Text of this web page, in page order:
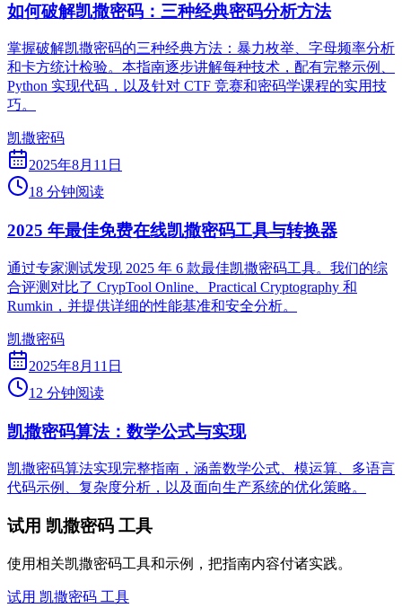
如何破解凯撒密码：三种经典密码分析方法
掌握破解凯撒密码的三种经典方法：暴力枚举、字母频率分析
和卡方统计检验。本指南逐步讲解每种技术，配有完整示例、
Python 实现代码，以及针对 CTF 竞赛和密码学课程的实用技
巧。
凯撒密码
2025年8月11日
18 分钟阅读
2025 年最佳免费在线凯撒密码工具与转换器
通过专家测试发现 2025 年 6 款最佳凯撒密码工具。我们的综
合评测对比了 CrypTool Online、Practical Cryptography 和
Rumkin，并提供详细的性能基准和安全分析。
凯撒密码
2025年8月11日
12 分钟阅读
凯撒密码算法：数学公式与实现
凯撒密码算法实现完整指南，涵盖数学公式、模运算、多语言
代码示例、复杂度分析，以及面向生产系统的优化策略。
试用 凯撒密码 工具
使用相关凯撒密码工具和示例，把指南内容付诸实践。
试用 凯撒密码 工具